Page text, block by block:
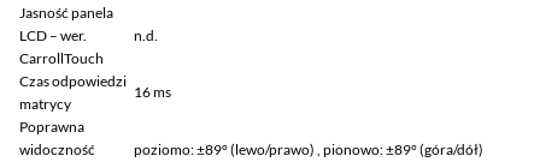
Jasność panela
LCD – wer.
CarrollTouch
n.d.
Czas odpowiedzi
matrycy
16 ms
Poprawna
widoczność
poziomo: ±89° (lewo/prawo) , pionowo: ±89° (góra/dół)